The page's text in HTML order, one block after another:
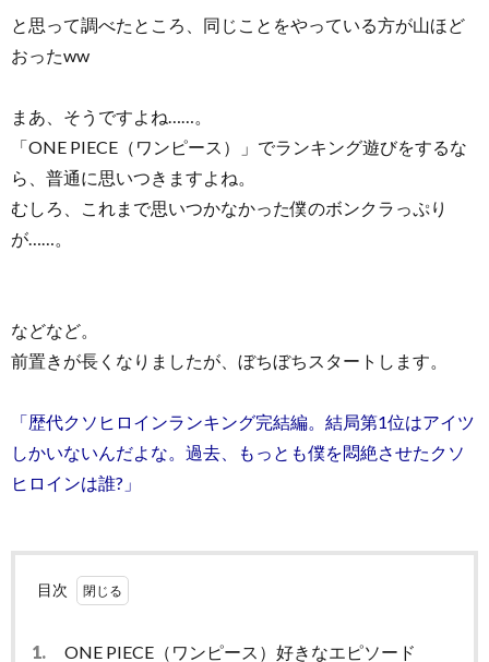
と思って調べたところ、同じことをやっている方が山ほど
おったww
まあ、そうですよね……。
「ONE PIECE（ワンピース）」でランキング遊びをするな
ら、普通に思いつきますよね。
むしろ、これまで思いつかなかった僕のボンクラっぷり
が……。
などなど。
前置きが長くなりましたが、ぼちぼちスタートします。
「歴代クソヒロインランキング完結編。結局第1位はアイツ
しかいないんだよな。過去、もっとも僕を悶絶させたクソ
ヒロインは誰?」
目次
1. ONE PIECE（ワンピース）好きなエピソード